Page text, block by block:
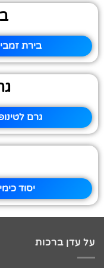
בירת
גרם
יסוד
על עדן ברכות